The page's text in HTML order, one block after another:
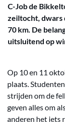
C-Job de
zeiltocht, dwars
70 km. De
uitsluitend op
Op 10 en 11
plaats.
strijden om de
geven alles om
anderen het iets